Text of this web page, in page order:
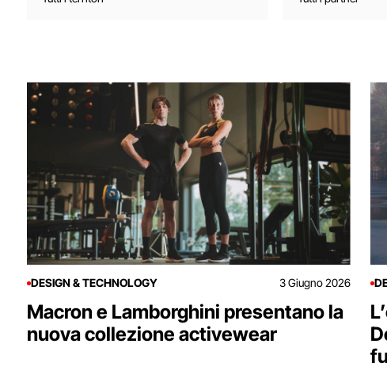
DESIGN & TECHNOLOGY 3 Giugno 2026
Macron e Lamborghini presentano la
nuova collezione activewear